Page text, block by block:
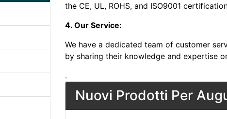
the CE, UL, ROHS, and ISO9001
4. Our Service:
We have a dedicated team of customer
by sharing their knowledge and expertise
.
Nuovi Prodotti Per